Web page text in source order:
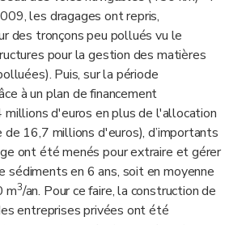
les dragages ont repris,
des tronçons peu pollués vu le
pour la gestion des matières
Puis, sur la période
à un plan de financement
d'euros en plus de l'allocation
de 16,7 millions d'euros), d’importants
ont été menés pour extraire et gérer
sédiments en 6 ans, soit en moyenne
m3/an. Pour ce faire, la construction de
entreprises privées ont été